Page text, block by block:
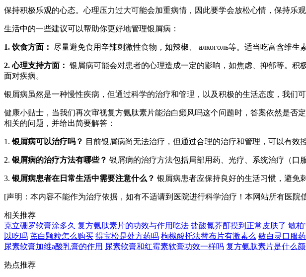
保持积极乐观的心态。心理压力过大可能会加重病情，因此要学会放松心情，保持乐观
生活中的一些建议可以帮助你更好地管理银屑病：
1. 饮食方面： 尽量避免食用辛辣刺激性食物，如辣椒、 алкоголь等。适当吃富含维生
2. 心理支持方面： 银屑病可能会对患者的心理造成一定的影响，如焦虑、抑郁等。
面对疾病。
银屑病虽然是一种慢性疾病，但通过科学的治疗和管理，以及积极的生活态度，我们
健康小贴士，当我们再次审视复方氨肽素片能治白癞风吗这个问题时，答案依然是
相关的问题，并给出简要解答：
1.银屑病可以治疗吗？ 目前银屑病尚无法治疗，但通过合理的治疗和管理，可以有效
2.银屑病的治疗方法有哪些？ 银屑病的治疗方法包括局部用药、光疗、系统治疗（口
3.银屑病患者在日常生活中需要注意什么？ 银屑病患者应保持良好的生活习惯，避免
[声明：本内容不能作为治疗依据，如有不适请到医院进行科学治疗！本网站所有医
相关推荐
克立硼罗软膏涂多久 复方氨肽素片的功效与作用吃法 盐酸氮芥酊摸到正常皮肤了 敏柏
以吃吗 芪白颗粒怎么购买 得宝松是处方药吗 枸橼酸托法替布片有激素么 敏白灵口服
尿素软膏加维a酸乳膏的作用 尿素软膏和红霉素软膏功效一样吗 复方氨肽素片是什么
热点推荐